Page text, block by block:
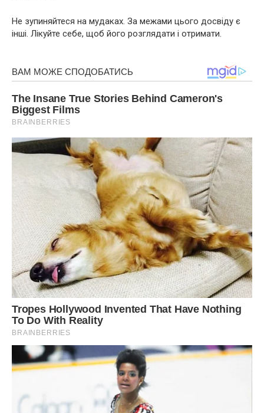
Не зупиняйтеся на мудаках. За межами цього досвіду є
інші. Лікуйте себе, щоб його розглядати і отримати.